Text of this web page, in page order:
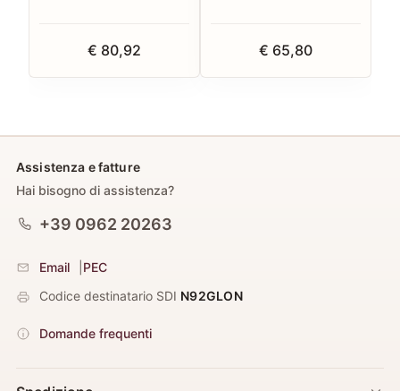
€ 80,92 € 65,80
Assistenza e fatture
Hai bisogno di assistenza?
+39 0962 20263
Email
PEC
Codice destinatario SDI N92GLON
Domande frequenti